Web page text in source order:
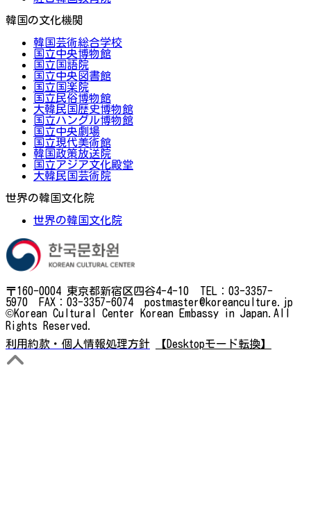
韓国の文化機関
韓国芸術総合学校
国立中央博物館
国立国語院
国立中央図書館
国立国楽院
国立民俗博物館
大韓民国歴史博物館
国立ハングル博物館
国立中央劇場
国立現代美術館
韓国政策放送院
国立アジア文化殿堂
大韓民国芸術院
世界の韓国文化院
世界の韓国文化院
〒160-0004 東京都新宿区四谷4-4-10 TEL：03-3357-
5970 FAX：03-3357-6074 postmaster@koreanculture.jp
©Korean Cultural Center Korean Embassy in Japan.All
Rights Reserved.
利用約款・個人情報処理方針
【Desktopモード転換】